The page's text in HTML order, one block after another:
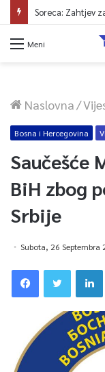
Meni
Naslovna/
Bosna i Hercegovina
Saučešće
BiH zbog
Srbije
Subota, 26 Septembra